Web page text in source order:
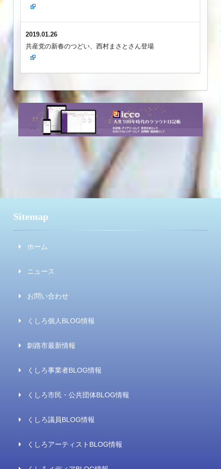
2019.01.26
共産党の新春のつどい、西村まさとさん登場
Sitemap
ホーム
ニュース
お問い合わせ
くしろ個人BLOG情報
釧路市最新情報
くしろ事業者BLOG情報
くしろ市民・公共団体BLOG情報
くしろ議員BLOG情報
くしろアーティストBLOG情報